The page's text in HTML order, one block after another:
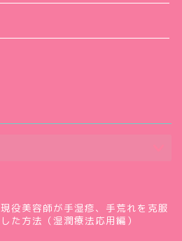
現役美容師が手湿疹、手荒れを克服
した方法（湿潤療法応用編）